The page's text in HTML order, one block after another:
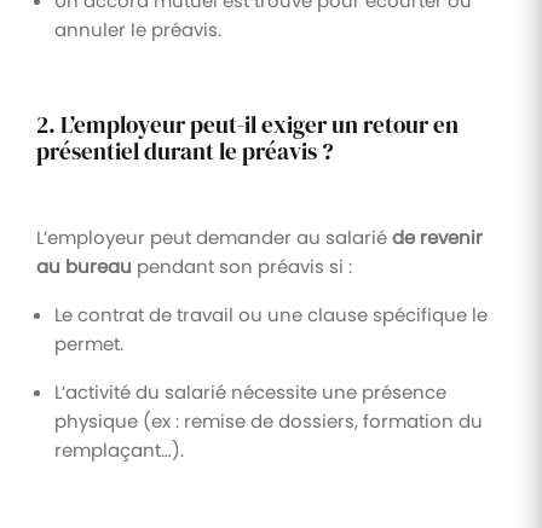
annuler le préavis.
2. L’employeur peut-il exiger un retour en
présentiel durant le préavis ?
L’employeur peut demander au salariéde revenir
au bureau pendant son préavis si :
Le contrat de travail ou une clause spécifique le
permet.
L’activité du salarié nécessite une présence
physique (ex : remise de dossiers, formation du
remplaçant…).